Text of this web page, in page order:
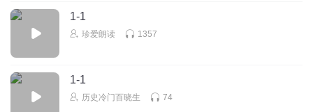
1-1
珍爱朗读 1357
1-1
历史冷门百晓生 74